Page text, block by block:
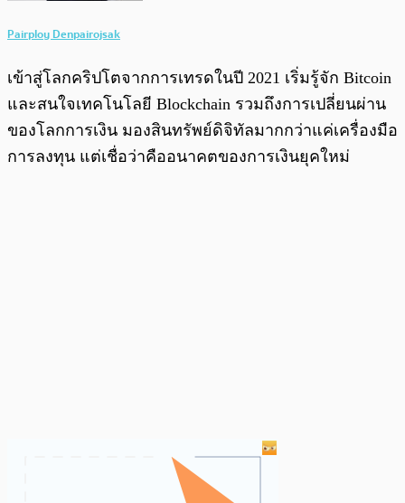
Pairploy Denpairojsak
เข้าสู่โลกคริปโตจากการเทรดในปี 2021 เริ่มรู้จัก Bitcoin
และสนใจเทคโนโลยี Blockchain รวมถึงการเปลี่ยนผ่าน
ของโลกการเงิน มองสินทรัพย์ดิจิทัลมากกว่าแค่เครื่องมือ
การลงทุน แต่เชื่อว่าคืออนาคตของการเงินยุคใหม่